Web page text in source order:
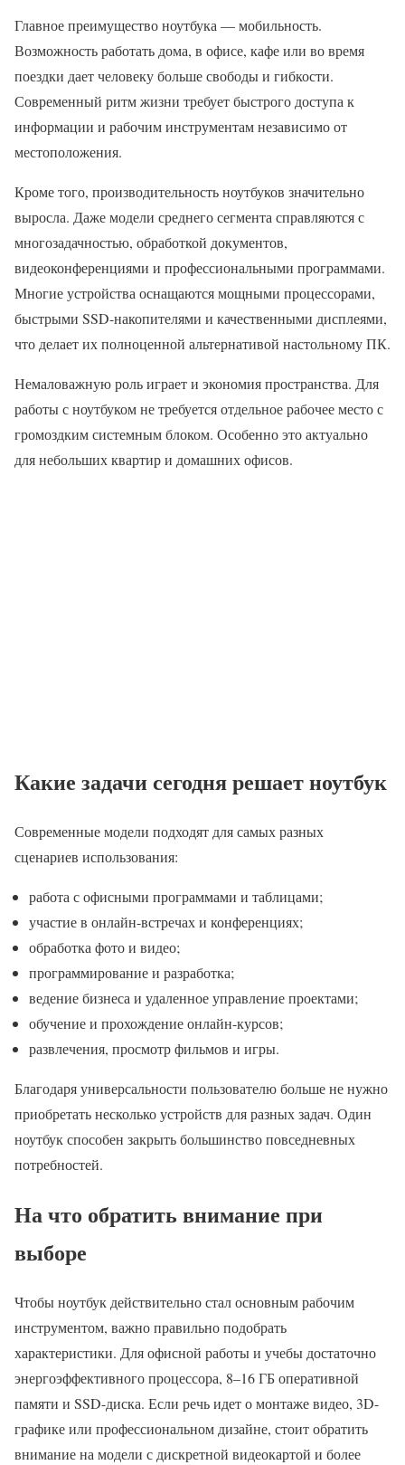
Главное преимущество ноутбука — мобильность.
Возможность работать дома, в офисе, кафе или во время
поездки дает человеку больше свободы и гибкости.
Современный ритм жизни требует быстрого доступа к
информации и рабочим инструментам независимо от
местоположения.
Кроме того, производительность ноутбуков значительно
выросла. Даже модели среднего сегмента справляются с
многозадачностью, обработкой документов,
видеоконференциями и профессиональными программами.
Многие устройства оснащаются мощными процессорами,
быстрыми SSD-накопителями и качественными дисплеями,
что делает их полноценной альтернативой настольному ПК.
Немаловажную роль играет и экономия пространства. Для
работы с ноутбуком не требуется отдельное рабочее место с
громоздким системным блоком. Особенно это актуально
для небольших квартир и домашних офисов.
Какие задачи сегодня решает ноутбук
Современные модели подходят для самых разных
сценариев использования:
работа с офисными программами и таблицами;
участие в онлайн-встречах и конференциях;
обработка фото и видео;
программирование и разработка;
ведение бизнеса и удаленное управление проектами;
обучение и прохождение онлайн-курсов;
развлечения, просмотр фильмов и игры.
Благодаря универсальности пользователю больше не нужно
приобретать несколько устройств для разных задач. Один
ноутбук способен закрыть большинство повседневных
потребностей.
На что обратить внимание при
выборе
Чтобы ноутбук действительно стал основным рабочим
инструментом, важно правильно подобрать
характеристики. Для офисной работы и учебы достаточно
энергоэффективного процессора, 8–16 ГБ оперативной
памяти и SSD-диска. Если речь идет о монтаже видео, 3D-
графике или профессиональном дизайне, стоит обратить
внимание на модели с дискретной видеокартой и более